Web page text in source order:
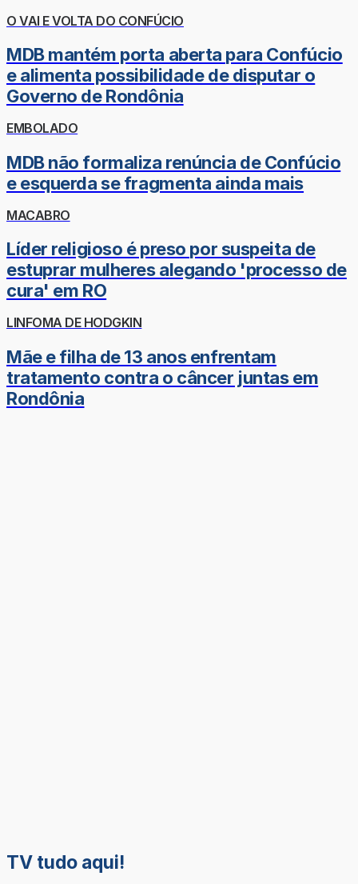
O VAI E VOLTA DO CONFÚCIO
MDB mantém porta aberta para Confúcio
e alimenta possibilidade de disputar o
Governo de Rondônia
EMBOLADO
MDB não formaliza renúncia de Confúcio
e esquerda se fragmenta ainda mais
MACABRO
Líder religioso é preso por suspeita de
estuprar mulheres alegando 'processo de
cura' em RO
LINFOMA DE HODGKIN
Mãe e filha de 13 anos enfrentam
tratamento contra o câncer juntas em
Rondônia
TV tudo aqui!